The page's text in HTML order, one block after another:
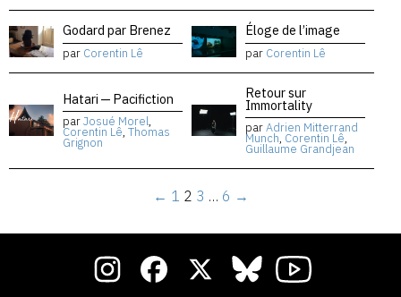
Godard par Brenez
par Corentin Lê
Éloge de l’image
par Corentin Lê
Hatari — Pacifiction
parJosué Morel,
Corentin Lê, Thomas
Grignon
Retour sur
Immortality
parAdrien Mitterrand
Munch, Corentin Lê,
Guillaume Grandjean
← 1 2 3 … 6 →